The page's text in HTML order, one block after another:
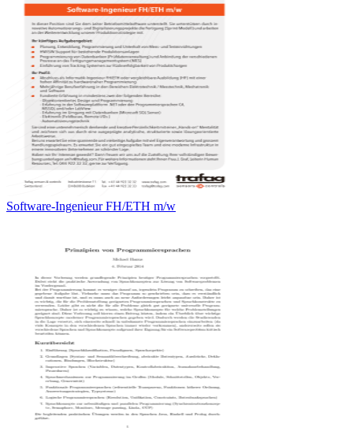
Software-Ingenieur FH/ETH m/w